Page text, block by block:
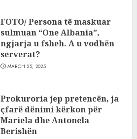
FOTO/ Persona të maskuar
sulmuan “One Albania”,
ngjarja u fsheh. A u vodhën
serverat?
MARCH 25, 2025
Prokuroria jep pretencën, ja
çfarë dënimi kërkon për
Mariela dhe Antonela
Berishën